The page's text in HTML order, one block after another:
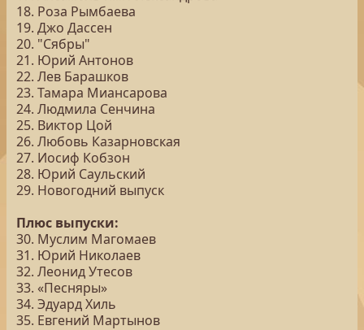
18. Роза Рымбаева
19. Джо Дассен
20. "Сябры"
21. Юрий Антонов
22. Лев Барашков
23. Тамара Миансарова
24. Людмила Сенчина
25. Виктор Цой
26. Любовь Казарновская
27. Иосиф Кобзон
28. Юрий Саульский
29. Новогодний выпуск
Плюс выпуски:
30. Муслим Магомаев
31. Юрий Николаев
32. Леонид Утесов
33. «Песняры»
34. Эдуард Хиль
35. Евгений Мартынов